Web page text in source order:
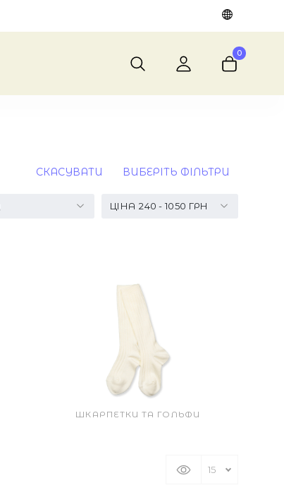
0
СКАСУВАТИ ВИБЕРІТЬ ФІЛЬТРИ
240 -1050 ГРН
ЦІНА
ШКАРПЕТКИ ТА ГОЛЬФИ